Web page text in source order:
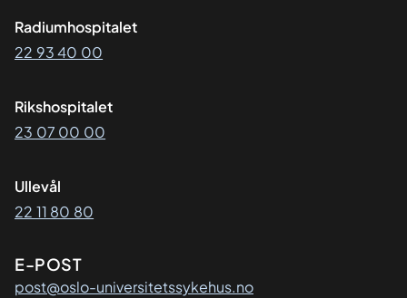
Radiumhospitalet
22 93 40 00
Rikshospitalet
23 07 00 00
Ullevål
22 11 80 80
E-POST
post@oslo-universitetssykehus.no